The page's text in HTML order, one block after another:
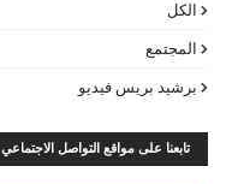
الكل
المجتمع
برشيد بريس فيديو
تابعنا على مواقع التواصل الاجتماعي